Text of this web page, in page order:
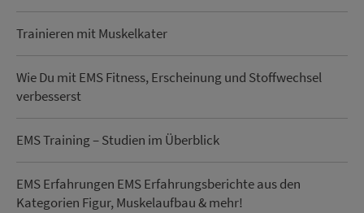
Trainieren mit Muskelkater
Wie Du mit EMS Fitness, Erscheinung und Stoffwechsel
verbesserst
EMS Training – Studien im Überblick
EMS Erfahrungen EMS Erfahrungsberichte aus den
Kategorien Figur, Muskelaufbau & mehr!